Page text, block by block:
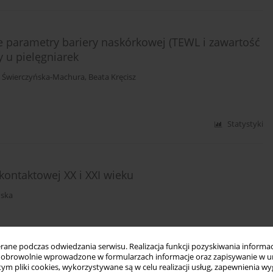
podczas odwiedzania serwisu. Realizacja funkcji pozyskiwania
wprowadzone w formularzach informacje oraz zapisywanie w
pliki cookies, wykorzystywane są w celu realizacji usług, zapewnienia
bariery naskórkowej (TEWL i zawartość
u pielęgniarek
Machura, Beata Kręcisz
Statystyki
XX i XXI wieku
Statystyki